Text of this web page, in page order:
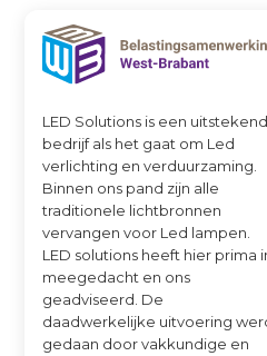
LED Solutions is een uitstekend
bedrijf als het gaat om Led
verlichting en verduurzaming.
Binnen ons pand zijn alle
traditionele lichtbronnen
vervangen voor Led lampen.
LED solutions heeft hier prima
meegedacht en ons
geadviseerd. De
daadwerkelijke uitvoering
gedaan door vakkundige en